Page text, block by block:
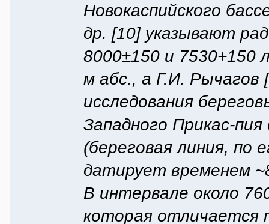
Новокаспийского
др. [10] указывают
8000±150 и 7530+150
м абс., а Г.И. Рычагов
исследования
Западного Прикас-
(береговая линия, по
датирует временем
В интервале около
которая отличается